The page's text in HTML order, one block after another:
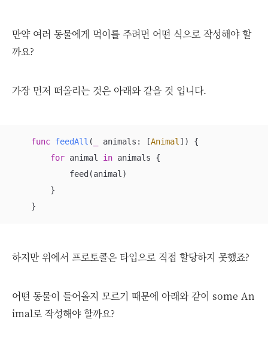
만약 여러 동물에게 먹이를 주려면 어떤 식으로 작성해야 할
까요?
가장 먼저 떠올리는 것은 아래와 같을 것 입니다.
func feedAll ( animals : [Animal ])
{
for animal in animals {
            feed(animal)
        }
    }
하지만 위에서 프로토콜은 타입으로 직접 할당하지 못했죠?
어떤 동물이 들어올지 모르기 때문에 아래와 같이 some An
imal로 작성해야 할까요?